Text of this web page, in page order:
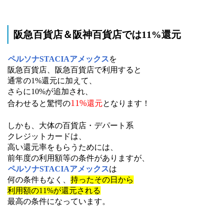
阪急百貨店＆阪神百貨店では11%還元
ペルソナSTACIAアメックスを
阪急百貨店、阪急百貨店で利用すると
通常の1%還元に加えて、
さらに10%が追加され、
合わせると驚愕の11%還元となります！
しかも、大体の百貨店・デパート系
クレジットカードは、
高い還元率をもらうためには、
前年度の利用額等の条件がありますが、
ペルソナSTACIAアメックスは
何の条件もなく、 持ったその日から
利用額の11%が還元される
最高の条件になっています。